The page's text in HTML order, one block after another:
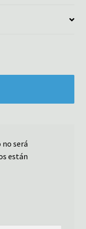
será
están